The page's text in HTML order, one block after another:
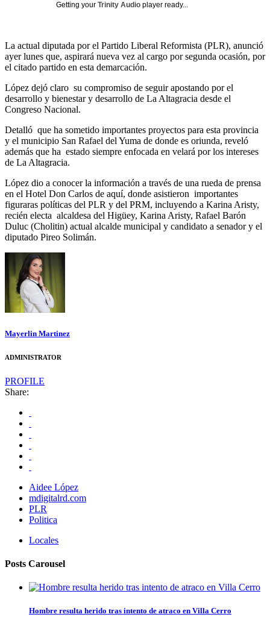
Getting your Trinity Audio player ready...
La actual diputada por el Partido Liberal Reformista (PLR), anunció
ayer lunes que, aspirará nueva vez al cargo por segunda ocasión, por
el citado partido en esta demarcación.
López dejó claro su compromiso de seguir apostando por el
desarrollo y bienestar y desarrollo de La Altagracia desde el
Congreso Nacional.
Detalló que ha sometido importantes proyectos para esta provincia
y el municipio San Rafael del Yuma de donde es oriunda, reveló
además que ha estado siempre enfocada en velará por los intereses
de La Altagracia.
López dio a conocer la información a través de una rueda de prensa
en el Hotel Don Carlos de aquí, donde asistieron importantes
figuraras políticas del PLR y del PRM, incluyendo a Karina Aristy,
recién electa alcaldesa del Higüey, Karina Aristy, Rafael Barón
Duluc (Cholitin) actual alcalde municipal y candidato a senador y el
diputado Pireo Solimán.
Mayerlin Martinez
ADMINISTRATOR
PROFILE
Share:
Aidee López
mdigitalrd.com
PLR
Politica
Locales
Posts Carousel
Hombre resulta herido tras intento de atraco en Villa Cerro